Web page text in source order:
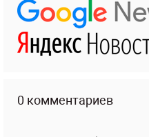
0 комментариев